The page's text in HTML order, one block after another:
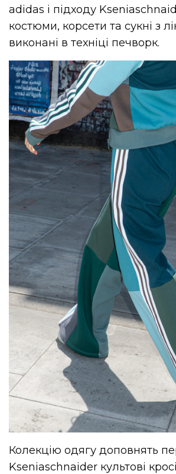
adidas і підходу
костюми, корсети та сукні з
виконані в техніці печворк.
Колекцію одягу доповнять
Kseniaschnaider культові